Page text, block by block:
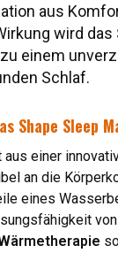
aus
wird das
einem
Schlaf.
Shape Sleep
einer
an die
eines
aus
wird das
einem
Schlaf.
Shape Sleep
einer
an die
eines